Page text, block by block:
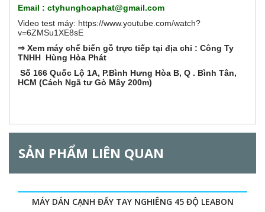
a
G
Email : ctyhunghoaphat@gmail.com
Video test máy: https://www.youtube.com/watch?
v=6ZMSu1XE8sE
⇒ Xem máy chế biến gỗ trực tiếp tại địa chỉ : Công Ty
TNHH Hùng Hòa Phát
Số 166 Quốc Lộ 1A, P.Bình Hưng Hòa B, Q . Bình Tân,
HCM (Cách Ngã tư Gò Mây 200m)
SẢN PHẨM LIÊN QUAN
MÁY DÁN CẠNH ĐẨY TAY NGHIÊNG 45 ĐỘ LEABON